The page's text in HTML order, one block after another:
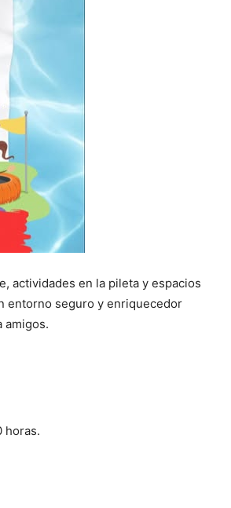
actividades en la pileta y espacios
entorno seguro y enriquecedor
amigos.
horas.